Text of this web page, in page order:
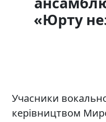
«Юрту
Учасники
керівництвом